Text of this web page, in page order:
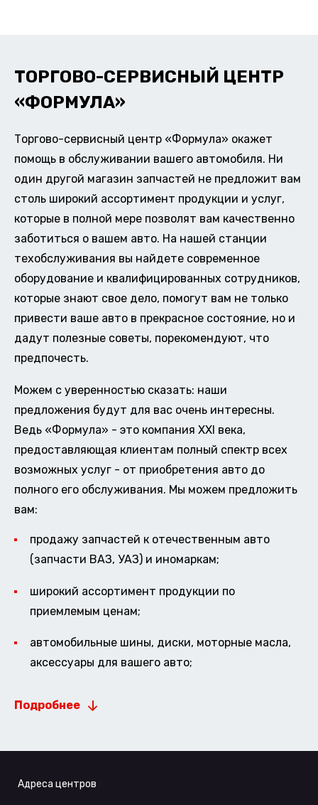
ТОРГОВО-СЕРВИСНЫЙ ЦЕНТР
«ФОРМУЛА»
Торгово-сервисный центр «Формула» окажет
помощь в обслуживании вашего автомобиля. Ни
один другой магазин запчастей не предложит вам
столь широкий ассортимент продукции и услуг,
которые в полной мере позволят вам качественно
заботиться о вашем авто. На нашей станции
техобслуживания вы найдете современное
оборудование и квалифицированных сотрудников,
которые знают свое дело, помогут вам не только
привести ваше авто в прекрасное состояние, но и
дадут полезные советы, порекомендуют, что
предпочесть.
Можем с уверенностью сказать: наши
предложения будут для вас очень интересны.
Ведь «Формула» - это компания XXI века,
предоставляющая клиентам полный спектр всех
возможных услуг - от приобретения авто до
полного его обслуживания. Мы можем предложить
вам:
продажу запчастей к отечественным авто
(запчасти ВАЗ, УАЗ) и иномаркам;
широкий ассортимент продукции по
приемлемым ценам;
автомобильные шины, диски, моторные масла,
аксессуары для вашего авто;
Подробнее
Адреса центров